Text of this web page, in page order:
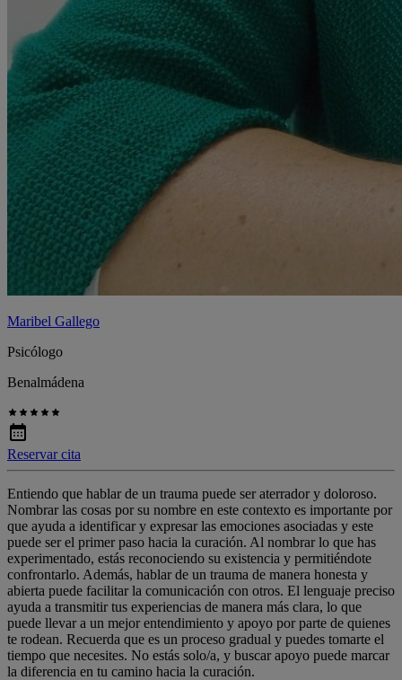
Maribel Gallego
Psicólogo
Benalmádena
Reservar cita
Entiendo que hablar de un trauma puede ser aterrador y doloroso.
Nombrar las cosas por su nombre en este contexto es importante por
que ayuda a identificar y expresar las emociones asociadas y este
puede ser el primer paso hacia la curación. Al nombrar lo que has
experimentado, estás reconociendo su existencia y permitiéndote
confrontarlo. Además, hablar de un trauma de manera honesta y
abierta puede facilitar la comunicación con otros. El lenguaje preciso
ayuda a transmitir tus experiencias de manera más clara, lo que
puede llevar a un mejor entendimiento y apoyo por parte de quienes
te rodean. Recuerda que es un proceso gradual y puedes tomarte el
tiempo que necesites. No estás solo/a, y buscar apoyo puede marcar
la diferencia en tu camino hacia la curación.